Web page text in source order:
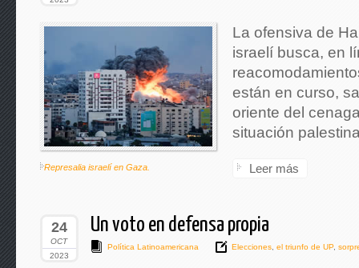
Represalia israelí en Gaza.
La ofensiva de
israelí busca, en
están en curso,
oriente del
situación
Leer más
24
OCT
2023
Un voto en defensa propia
Política Latinoamericana Elecciones el triunfo de UP,